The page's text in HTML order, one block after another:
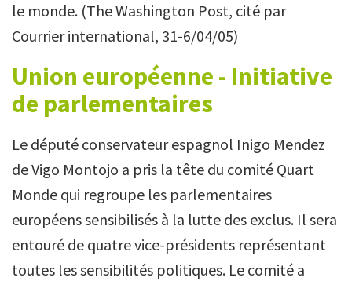
le monde. (The Washington Post, cité par
Courrier international, 31-6/04/05)
Union européenne - Initiative
de parlementaires
Le député conservateur espagnol Inigo Mendez
de Vigo Montojo a pris la tête du comité Quart
Monde qui regroupe les parlementaires
européens sensibilisés à la lutte des exclus. Il sera
entouré de quatre vice-présidents représentant
toutes les sensibilités politiques. Le comité a